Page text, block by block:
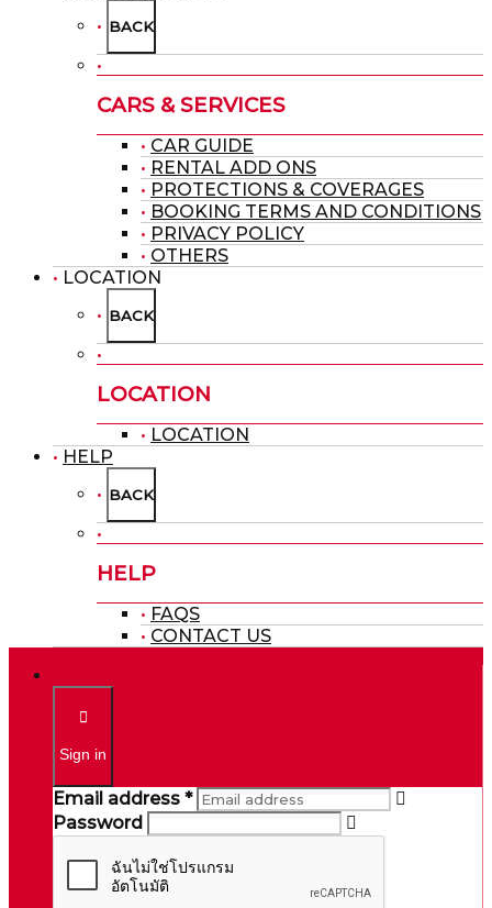
BACK
CARS & SERVICES
CAR GUIDE
RENTAL ADD ONS
PROTECTIONS & COVERAGES
BOOKING TERMS AND CONDITIONS
PRIVACY POLICY
OTHERS
LOCATION
BACK
LOCATION
LOCATION
HELP
BACK
HELP
FAQS
CONTACT US
Sign in
Email address *
Password